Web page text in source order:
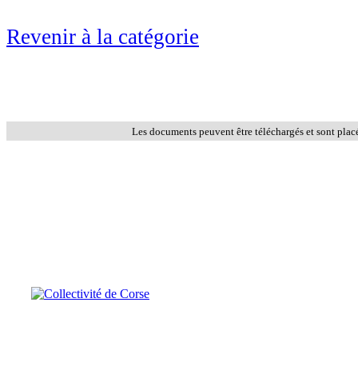
Revenir à la catégorie
Les documents peuvent être téléchargés et sont